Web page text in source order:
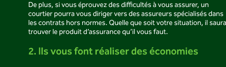
De plus, si vous éprouvez des difficultés à vous assurer, un
courtier pourra vous diriger vers des assureurs spécialisés dans
les contrats hors normes. Quelle que soit votre situation, il saura
trouver le produit d’assurance qu’il vous faut.
2. Ils vous font réaliser des économies